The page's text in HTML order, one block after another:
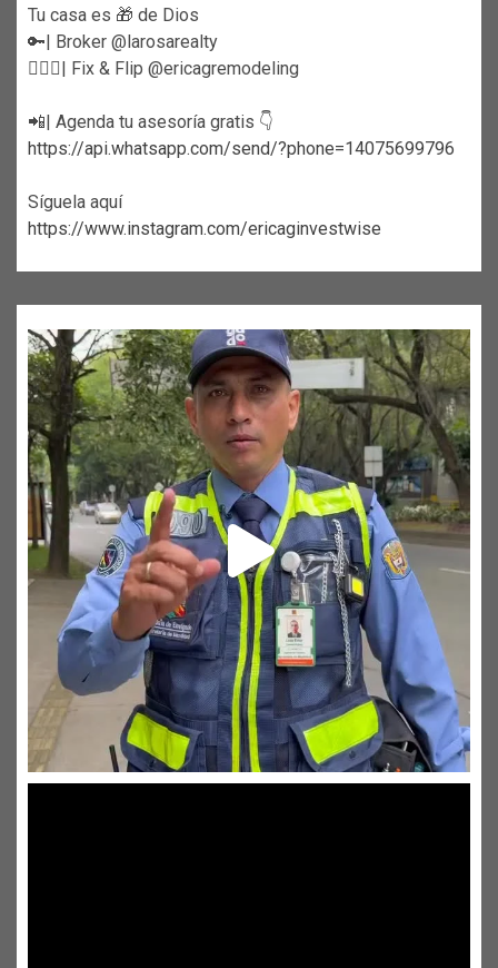
Tu casa es 🎁 de Dios
🔑| Broker @larosarealty
👷🏼‍♀️| Fix & Flip @ericagremodeling
📲| Agenda tu asesoría gratis 👇
https://api.whatsapp.com/send/?phone=14075699796
Síguela aquí
https://www.instagram.com/ericaginvestwise